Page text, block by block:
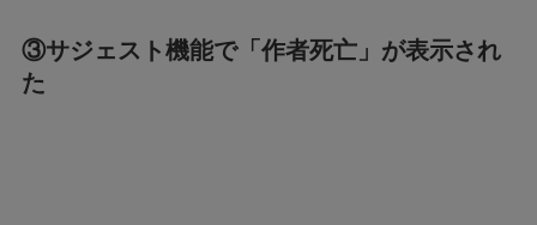
③サジェスト機能で「作者死亡」が表示され
た